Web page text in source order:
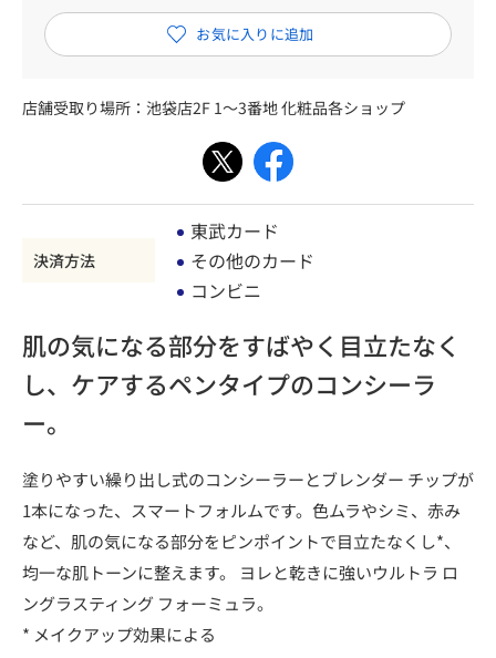
店舗受取り場所： 池袋店2F 1～3番地 化粧品各ショップ
決済方法
東武カード
その他のカード
コンビニ
肌の気になる部分をすばやく目立たなく
し、ケアするペンタイプのコンシーラ
ー。
塗りやすい繰り出し式のコンシーラーとブレンダー チップが
1本になった、スマートフォルムです。色ムラやシミ、赤み
など、肌の気になる部分をピンポイントで目立たなくし*、
均一な肌トーンに整えます。 ヨレと乾きに強いウルトラ ロ
ングラスティング フォーミュラ。
* メイクアップ効果による